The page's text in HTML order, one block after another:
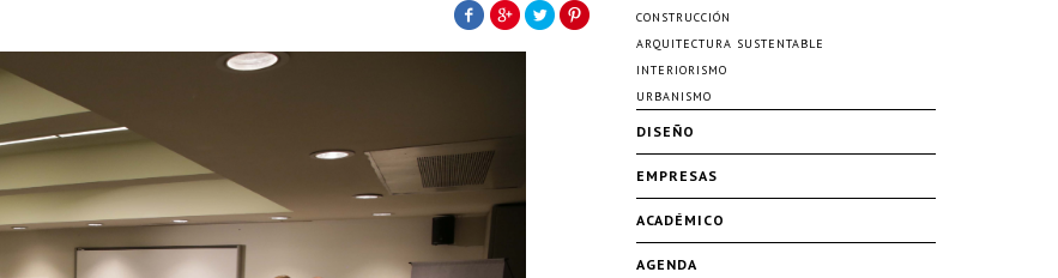
CONSTRUCCIÓN
ARQUITECTURA SUSTENTABLE
INTERIORISMO
URBANISMO
DISEÑO
EMPRESAS
ACADÉMICO
AGENDA